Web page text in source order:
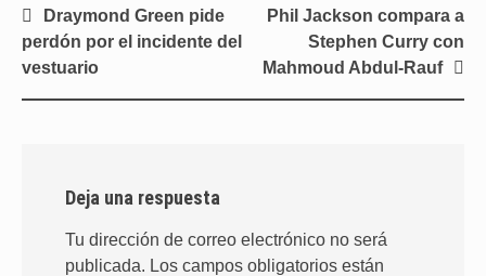
Navegación
de
entradas
Draymond Green pide
perdón por el incidente del
vestuario
Phil Jackson compara a
Stephen Curry con
Mahmoud Abdul-Rauf
Deja una respuesta
Tu dirección de correo electrónico no será
publicada. Los campos obligatorios están